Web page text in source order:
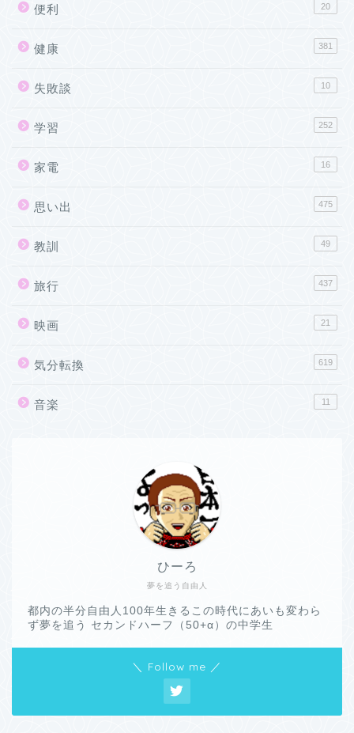
便利 20
健康 381
失敗談 10
学習 252
家電 16
思い出 475
教訓 49
旅行 437
映画 21
気分転換 619
音楽 11
夢を追う自由人
ひーろ
都内の半分自由人100年生きるこの時代にあいも変わら
ず夢を追う セカンドハーフ（50+α）の中学生
＼ Follow me ／